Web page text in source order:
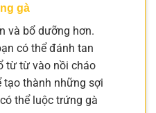
gà
và bổ dưỡng hơn.
có thể đánh tan
từ từ vào nồi cháo
tạo thành những sợi
thể luộc trứng gà